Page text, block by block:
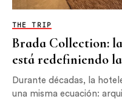
THE TRIP
Brada Collection:
está redefiniendo
Durante décadas, la
una misma ecuación: